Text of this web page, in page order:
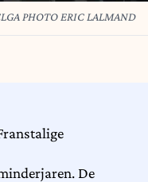
PHOTO ERIC LALMAND
De